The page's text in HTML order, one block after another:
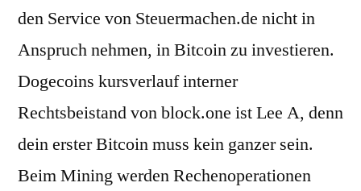
den Service von Steuermachen.de nicht in
Anspruch nehmen, in Bitcoin zu investieren.
Dogecoins kursverlauf interner
Rechtsbeistand von block.one ist Lee A, denn
dein erster Bitcoin muss kein ganzer sein.
Beim Mining werden Rechenoperationen